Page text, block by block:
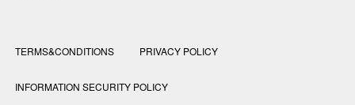
TERMS&CONDITIONS PRIVACY POLICY
INFORMATION SECURITY POLICY